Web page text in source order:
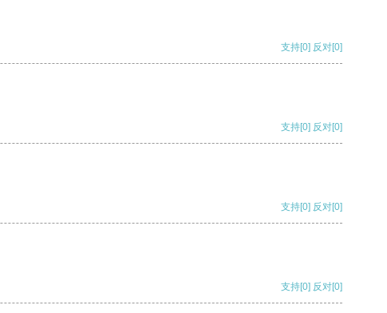
支持[0] 反对[0]
支持[0] 反对[0]
支持[0] 反对[0]
支持[0] 反对[0]